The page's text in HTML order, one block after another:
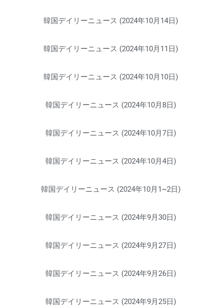
韓国デイリーニュース (2024年10月14日)
韓国デイリーニュース (2024年10月11日)
韓国デイリーニュース (2024年10月10日)
韓国デイリーニュース (2024年10月8日)
韓国デイリーニュース (2024年10月7日)
韓国デイリーニュース (2024年10月4日)
韓国デイリーニュース (2024年10月1~2日)
韓国デイリーニュース (2024年9月30日)
韓国デイリーニュース (2024年9月27日)
韓国デイリーニュース (2024年9月26日)
韓国デイリーニュース (2024年9月25日)